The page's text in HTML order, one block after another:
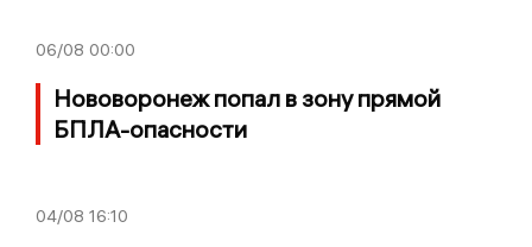
06/08 00:00
Нововоронеж попал в зону прямой
БПЛА-опасности
04/08 16:10